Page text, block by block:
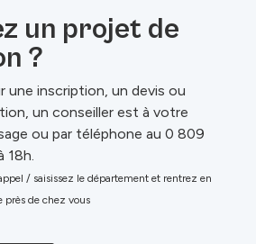
un projet de
?
une inscription, un devis ou
un conseiller est à votre
ou par téléphone au 0 809
18h.
/ saisissez le département et rentrez en
près de chez vous